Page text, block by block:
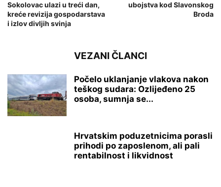
Sokolovac ulazi u treći dan,
kreće revizija gospodarstava
i izlov divljih svinja
ubojstva kod Slavonskog
Broda
VEZANI ČLANCI
Počelo uklanjanje vlakova nakon
teškog sudara: Ozlijeđeno 25
osoba, sumnja se...
Hrvatskim poduzetnicima porasli
prihodi po zaposlenom, ali pali
rentabilnost i likvidnost